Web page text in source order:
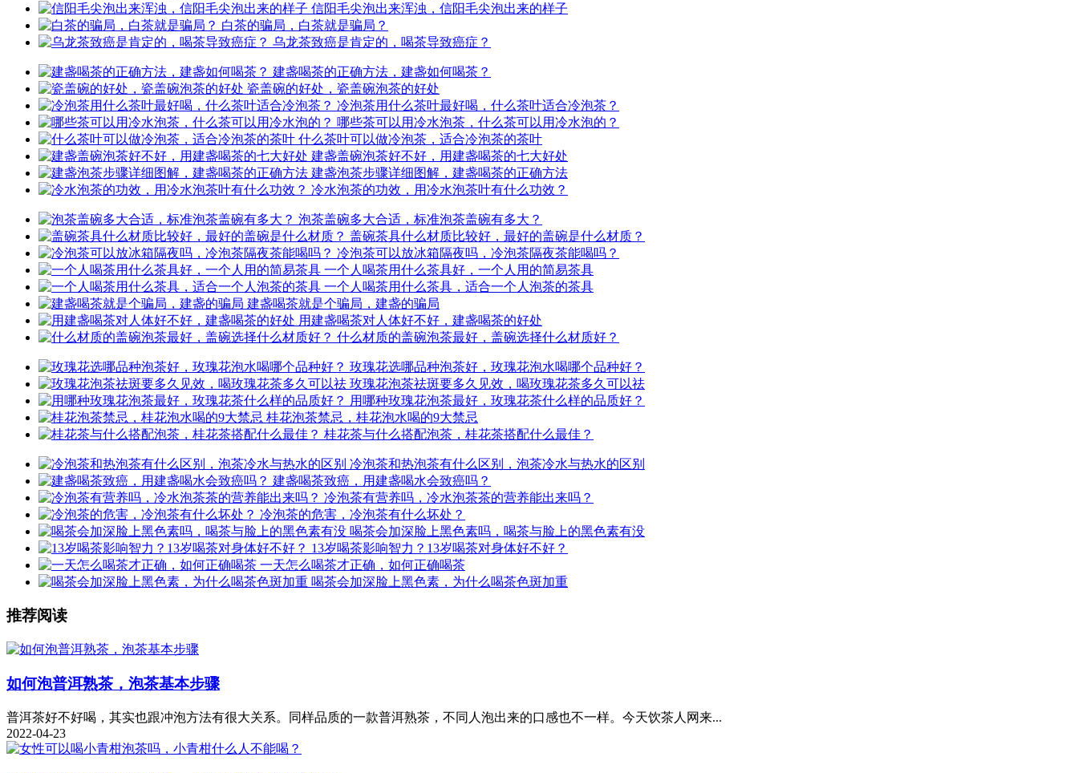
信阳毛尖泡出来浑浊，信阳毛尖泡出来的样子
白茶的骗局，白茶就是骗局？
乌龙茶致癌是肯定的，喝茶导致癌症？
建盏喝茶的正确方法，建盏如何喝茶？
瓷盖碗的好处，瓷盖碗泡茶的好处
冷泡茶用什么茶叶最好喝，什么茶叶适合冷泡茶？
哪些茶可以用冷水泡茶，什么茶可以用冷水泡的？
什么茶叶可以做冷泡茶，适合冷泡茶的茶叶
建盏盖碗泡茶好不好，用建盏喝茶的七大好处
建盏泡茶步骤详细图解，建盏喝茶的正确方法
冷水泡茶的功效，用冷水泡茶叶有什么功效？
泡茶盖碗多大合适，标准泡茶盖碗有多大？
盖碗茶具什么材质比较好，最好的盖碗是什么材质？
冷泡茶可以放冰箱隔夜吗，冷泡茶隔夜茶能喝吗？
一个人喝茶用什么茶具好，一个人用的简易茶具
一个人喝茶用什么茶具，适合一个人泡茶的茶具
建盏喝茶就是个骗局，建盏的骗局
用建盏喝茶对人体好不好，建盏喝茶的好处
什么材质的盖碗泡茶最好，盖碗选择什么材质好？
玫瑰花选哪品种泡茶好，玫瑰花泡水喝哪个品种好？
玫瑰花泡茶祛斑要多久见效，喝玫瑰花茶多久可以祛
用哪种玫瑰花泡茶最好，玫瑰花茶什么样的品质好？
桂花泡茶禁忌，桂花泡水喝的9大禁忌
桂花茶与什么搭配泡茶，桂花茶搭配什么最佳？
冷泡茶和热泡茶有什么区别，泡茶冷水与热水的区别
建盏喝茶致癌，用建盏喝水会致癌吗？
冷泡茶有营养吗，冷水泡茶茶的营养能出来吗？
冷泡茶的危害，冷泡茶有什么坏处？
喝茶会加深脸上黑色素吗，喝茶与脸上的黑色素有没
13岁喝茶影响智力？13岁喝茶对身体好不好？
一天怎么喝茶才正确，如何正确喝茶
喝茶会加深脸上黑色素，为什么喝茶色斑加重
推荐阅读
如何泡普洱熟茶，泡茶基本步骤
普洱茶好不好喝，其实也跟冲泡方法有很大关系。同样品质的一款普洱熟茶，不同人泡出来的口感也不一样。今天饮茶人网来...
2022-04-23